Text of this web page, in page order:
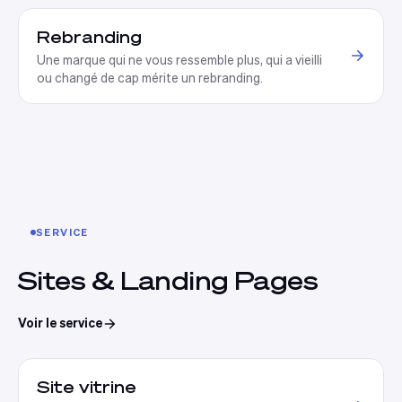
Rebranding
Une marque qui ne vous ressemble plus, qui a vieilli
ou changé de cap mérite un rebranding
SERVICE
Sites & Landing Pages
Voir le service
Site vitrine